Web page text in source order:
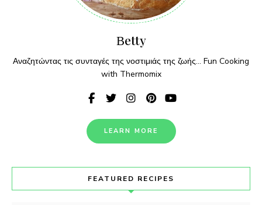
Βetty
Αναζητώντας τις συνταγές της νοστιμιάς της ζωής... Fun Cooking
with Thermomix
LEARN MORE
FEATURED RECIPES